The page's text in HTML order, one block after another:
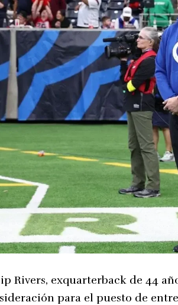
Rivers, exquarterback de 44
para el puesto de